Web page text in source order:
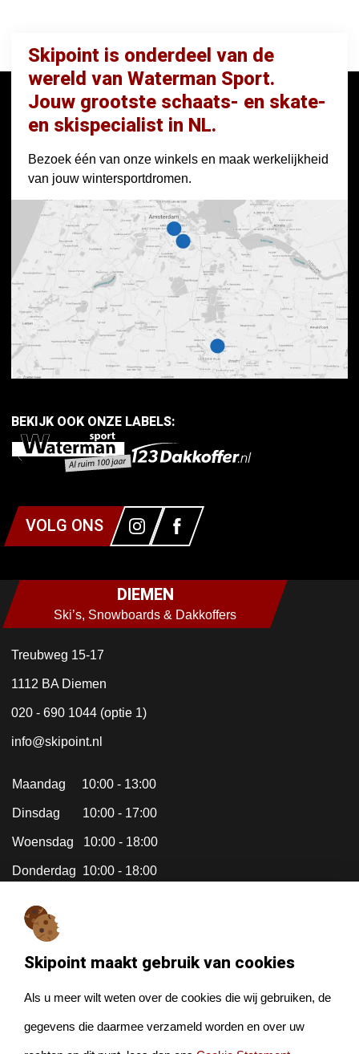
Skipoint maakt gebruik van cookies
Als u meer wilt weten over de cookies die wij gebruiken, de
gegevens die daarmee verzameld worden en over uw
Skipoint is onderdeel van de
wereld van Waterman Sport.
Jouw grootste schaats- en skate-
en skispecialist in NL.
Bezoek één van onze winkels en maak werkelijkheid
van jouw wintersportdromen.
BEKIJK OOK ONZE LABELS:
VOLG ONS
DIEMEN
Ski’s, Snowboards & Dakkoffers
Treubweg 15-17
1112 BA Diemen
020 - 690 1044 (optie 1)
info@skipoint.nl
Maandag 10:00 - 13:00
Dinsdag 10:00 - 17:00
Woensdag 10:00 - 18:00
Donderdag 10:00 - 18:00
Zaterdag Gesloten (april tm okt
zijn we gesloten op zaterdag)